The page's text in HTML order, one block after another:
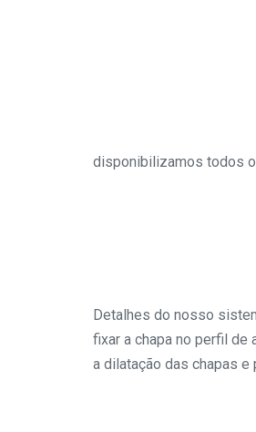
disponibilizamos todos
Detalhes do nosso
fixar a chapa no perfil de
a dilatação das chapas e